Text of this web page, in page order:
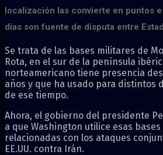
localización las convierte en puntos
días son fuente de disputa entre
Se trata de las bases militares de
Rota, en el sur de la península
norteamericano tiene presencia
años y que ha usado para distintos
de ese tiempo.
Ahora, el gobierno del presidente
a que Washington utilice esas
relacionadas con los ataques
EE.UU. contra Irán.